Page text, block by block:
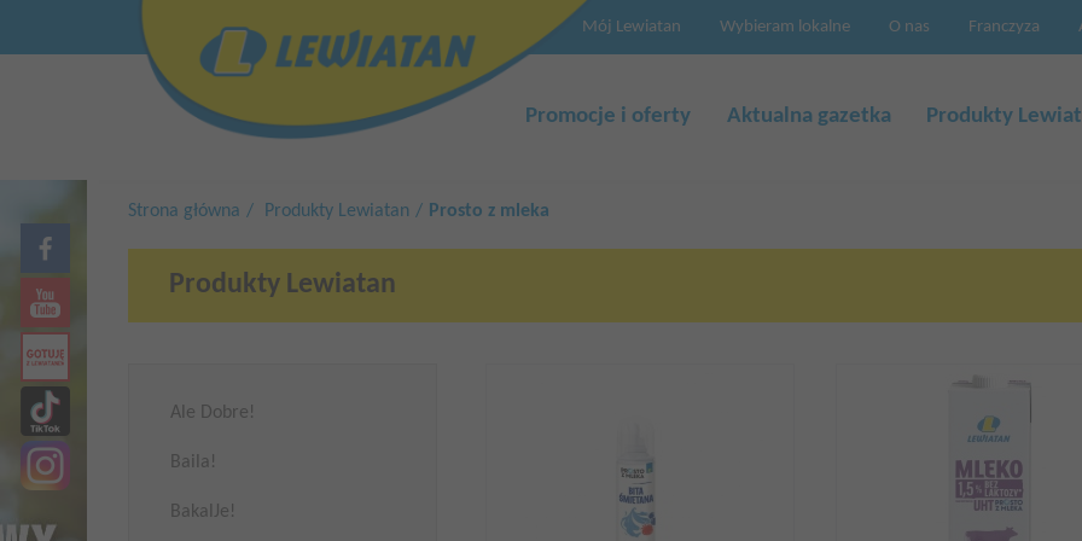
menu
Mój Lewiatan Wybieram lokalne O nas Franczyza
Główna
Promocje i oferty Aktualna gazetka Produkty
Strona główna Produkty Lewiatan Prosto z mleka
Produkty Lewiatan
Ale Dobre!
Baila!
BakalJe!